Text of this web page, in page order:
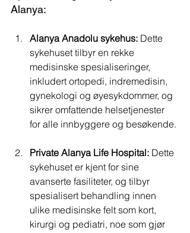
Alanya:
Alanya Anadolu sykehus: Dette
sykehuset tilbyr en rekke
medisinske spesialiseringer,
inkludert ortopedi, indremedisin,
gynekologi og øyesykdommer, og
sikrer omfattende helsetjenester
for alle innbyggere og besøkende.
Private Alanya Life Hospital: Dette
sykehuset er kjent for sine
avanserte fasiliteter, og tilbyr
spesialisert behandling innen
ulike medisinske felt som kort,
kirurgi og pediatri, noe som gjør